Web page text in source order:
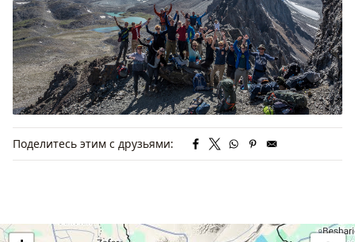
Поделитесь этим с друзьями: